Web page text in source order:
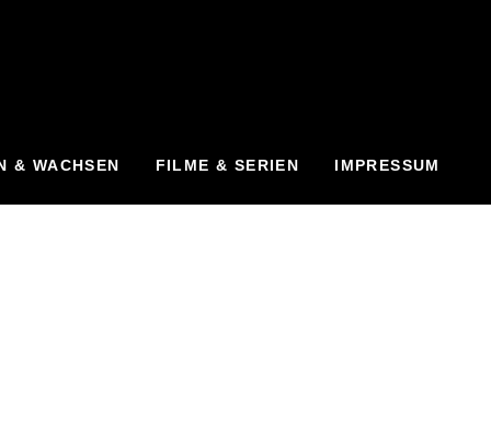
& WACHSEN FILME & SERIEN IMPRESSUM